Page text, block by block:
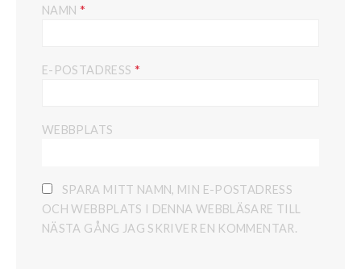
NAMN *
E-POSTADRESS *
WEBBPLATS
SPARA MITT NAMN, MIN E-POSTADRESS
OCH WEBBPLATS I DENNA WEBBLÄSARE TILL
NÄSTA GÅNG JAG SKRIVER EN KOMMENTAR.